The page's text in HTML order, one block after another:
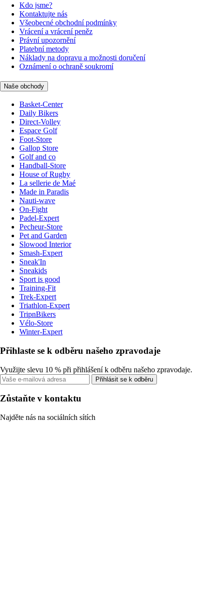
Kdo jsme?
Kontaktujte nás
Všeobecné obchodní podmínky
Vrácení a vrácení peněz
Právní upozornění
Platební metody
Náklady na dopravu a možnosti doručení
Oznámení o ochraně soukromí
Naše obchody
Basket-Center
Daily Bikers
Direct-Volley
Espace Golf
Foot-Store
Gallop Store
Golf and co
Handball-Store
House of Rugby
La sellerie de Maé
Made in Paradis
Nauti-wave
On-Fight
Padel-Expert
Pecheur-Store
Pet and Garden
Slowood Interior
Smash-Expert
Sneak'In
Sneakids
Sport is good
Training-Fit
Trek-Expert
Triathlon-Expert
TripnBikers
Vélo-Store
Winter-Expert
Přihlaste se k odběru našeho zpravodaje
Využijte slevu 10 % při přihlášení k odběru našeho zpravodaje.
Přihlásit se k odběru
Zůstaňte v kontaktu
Najděte nás na sociálních sítích